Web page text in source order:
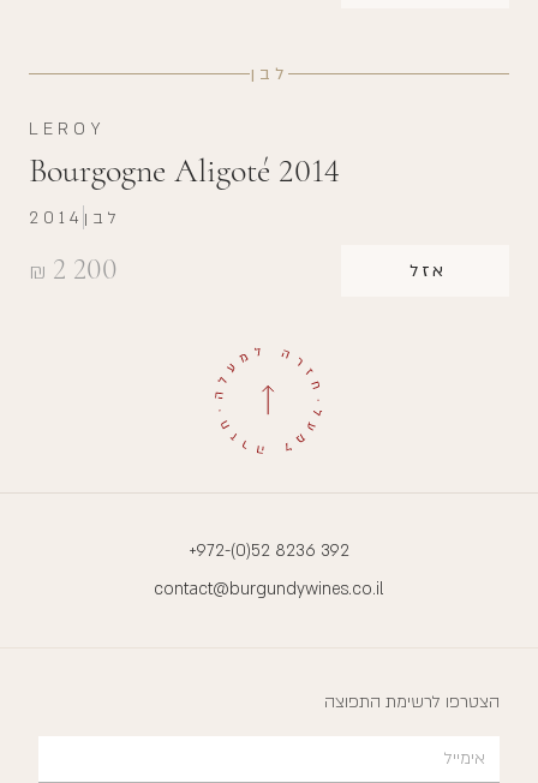
לבן
LEROY
Bourgogne Aligoté 2014
₪ 2 200 אזל
2014 לבן
+972-(0)52 8236 392
contact@burgundywines.co.il
הצטרפו לרשימת התפוצה